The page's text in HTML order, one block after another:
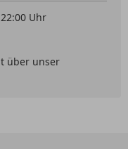
Uhr
über unser